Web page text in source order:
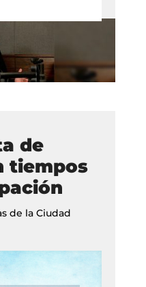
de
tiempos
de la Ciudad